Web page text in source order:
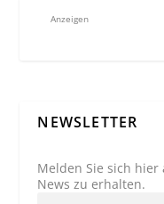
Anzeigen
NEWSLETTER
Melden Sie sich
News zu erhalten.